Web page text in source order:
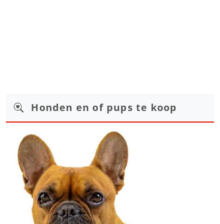
Honden en of pups te koop